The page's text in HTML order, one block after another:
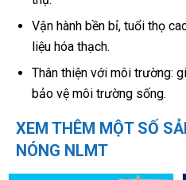
Vận hành bền bỉ, tuổi thọ
liệu hóa thạch.
Thân thiện với môi trường:
bảo vệ môi trường sống.
XEM THÊM MỘT SỐ
NÓNG NLMT